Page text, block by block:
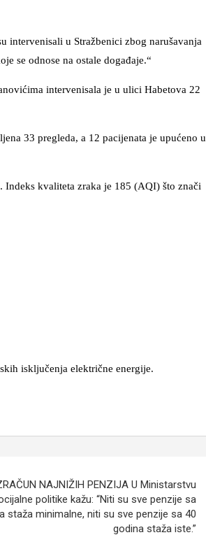
intervenisali u Stražbenici zbog narušavanja
se odnose na ostale događaje.“
intervenisala je u ulici Habetova 22
33 pregleda, a 12 pacijenata je upućeno u
kvaliteta zraka je 185 (AQI) što znači
isključenja električne energije.
NAJNIŽIH PENZIJA U Ministarstvu
politike kažu: “Niti su sve penzije sa
staža minimalne, niti su sve penzije sa 40
godina staža iste.”